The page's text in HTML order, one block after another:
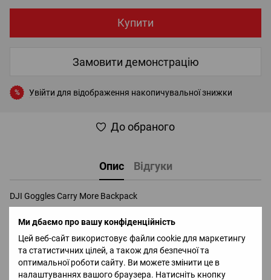
Ми дбаємо про вашу конфіденційність
Цей веб-сайт використовує файли cookie для маркетингу
та статистичних цілей, а також для безпечної та
оптимальної роботи сайту. Ви можете змінити це в
налаштуваннях вашого браузера. Натисніть кнопку
Купити
Замовити демонстрацію
% Увійти для відображення накопичувальної знижки
До обраного
Опис Відгуки
DJI Goggles Carry More Backpack
У рюкзак можна помістити:
Окуляри DJI Goggles;
Mavic Pro або Spark з трьома додатковими батареями;
Пульт управління Mavic Pro або Spark